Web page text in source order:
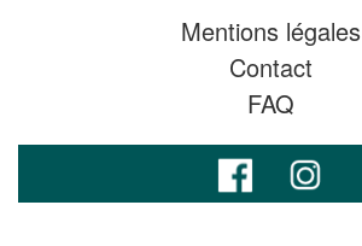
Mentions légales
Contact
FAQ